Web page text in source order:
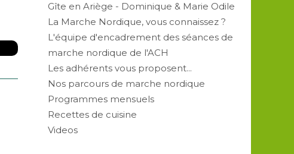
Gîte en Ariège - Dominique & Marie Odile
La Marche Nordique, vous connaissez ?
L'équipe d'encadrement des séances de
marche nordique de l'ACH
Les adhérents vous proposent...
Nos parcours de marche nordique
Programmes mensuels
Recettes de cuisine
Videos